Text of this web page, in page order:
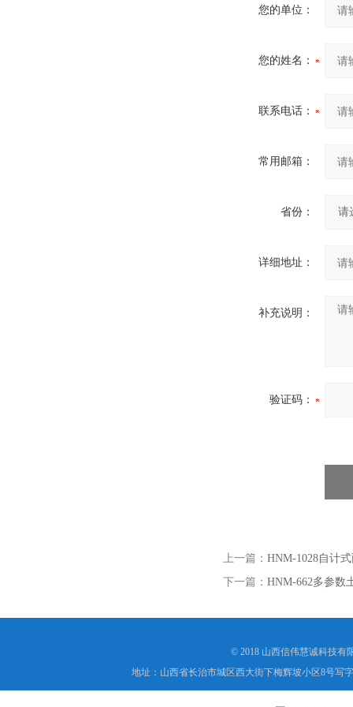
您的单位：
您的姓名：
联系电话：
常用邮箱：
省份：
详细地址：
补充说明：
验证码：
上一篇： HNM-1028自计
下一篇： HNM-662多参数
© 2018 山西信伟慧诚科技有
地址：山西省长治市城区西大街下梅辉坡小区8号写